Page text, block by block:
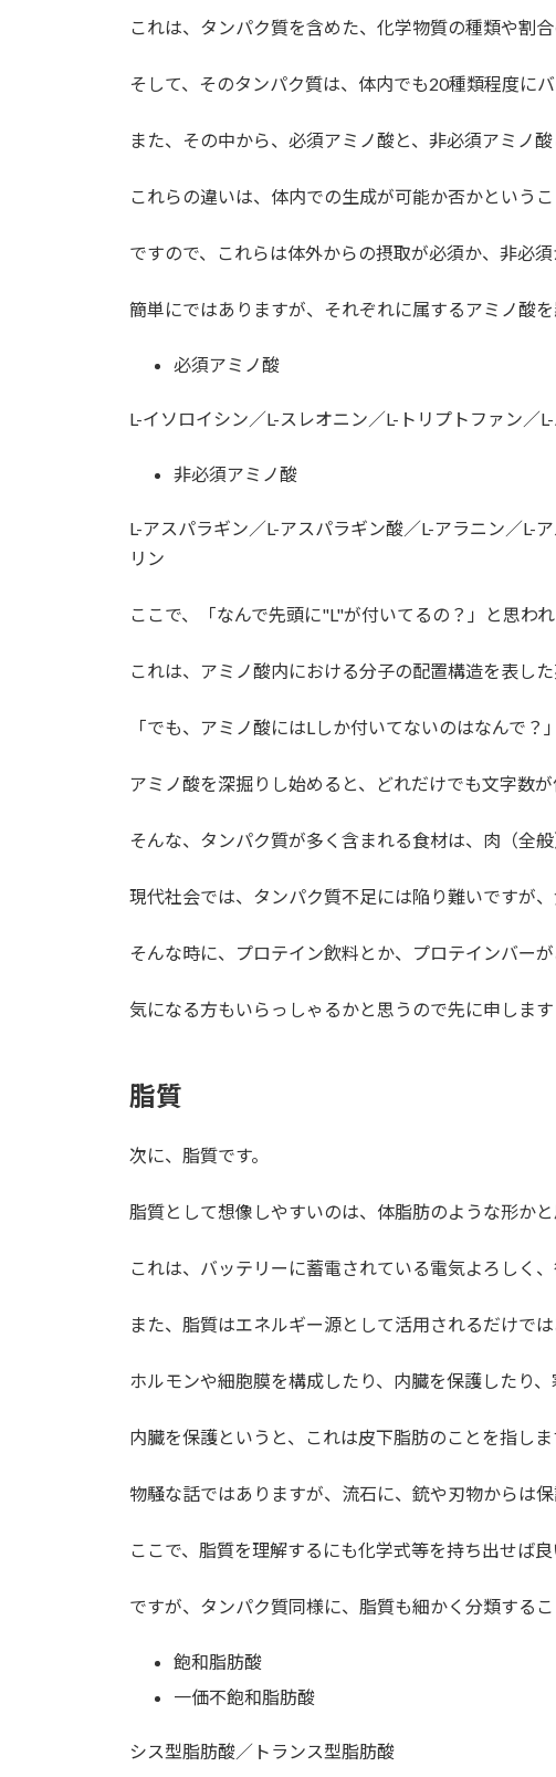
これは、タンパク質を含めた、化学物質の種類や割
そして、そのタンパク質は、体内でも20種類程度に
また、その中から、必須アミノ酸と、非必須アミノ
これらの違いは、体内での生成が可能か否かというこ
ですので、これらは体外からの摂取が必須か、非必
簡単にではありますが、それぞれに属するアミノ酸を
必須アミノ酸
L-イソロイシン／L-スレオニン／L-トリプトファン／
非必須アミノ酸
L-アスパラギン／L-アスパラギン酸／L-アラニン／L-
リン
ここで、「なんで先頭に"L"が付いてるの？」と思わ
これは、アミノ酸内における分子の配置構造を表し
「でも、アミノ酸にはLしか付いてないのはなんで？
アミノ酸を深掘りし始めると、どれだけでも文字数
そんな、タンパク質が多く含まれる食材は、肉（全
現代社会では、タンパク質不足には陥り難いですが
そんな時に、プロテイン飲料とか、プロテインバー
気になる方もいらっしゃるかと思うので先に申しま
脂質
次に、脂質です。
脂質として想像しやすいのは、体脂肪のような形かと
これは、バッテリーに蓄電されている電気よろしく
また、脂質はエネルギー源として活用されるだけでは
ホルモンや細胞膜を構成したり、内臓を保護したり
内臓を保護というと、これは皮下脂肪のことを指しま
物騒な話ではありますが、流石に、銃や刃物からは保
ここで、脂質を理解するにも化学式等を持ち出せば
ですが、タンパク質同様に、脂質も細かく分類する
飽和脂肪酸
一価不飽和脂肪酸
シス型脂肪酸／トランス型脂肪酸